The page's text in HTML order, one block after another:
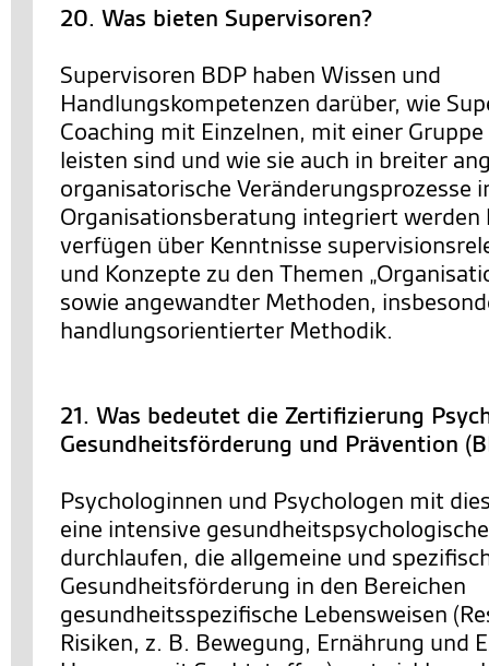
20. Was bieten Supervisoren?
Supervisoren BDP haben Wissen und
Handlungskompetenzen darüber, wie
Coaching mit Einzelnen, mit einer
leisten sind und wie sie auch in breiter
organisatorische Veränderungsprozesse
Organisationsberatung integriert werden
verfügen über Kenntnisse
und Konzepte zu den Themen
sowie angewandter Methoden,
handlungsorientierter Methodik.
21. Was bedeutet die Zertifizierung
Gesundheitsförderung und Prävention
Psychologinnen und Psychologen mit
eine intensive
durchlaufen, die allgemeine und
Gesundheitsförderung in den Bereichen
gesundheitsspezifische Lebensweisen
Risiken, z. B. Bewegung, Ernährung und